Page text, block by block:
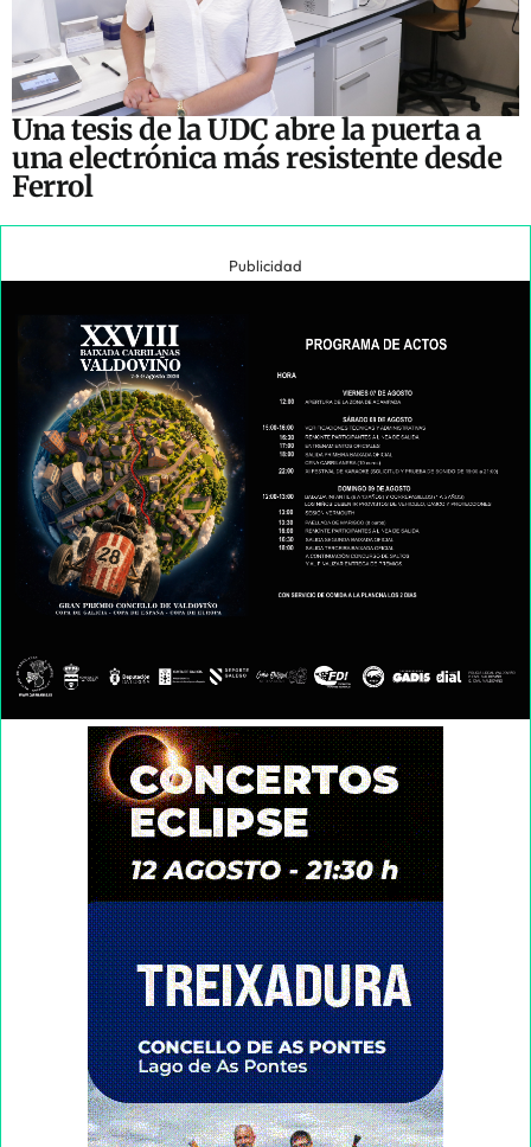
Una tesis de la UDC abre la puerta a
una electrónica más resistente desde
Ferrol
Publicidad